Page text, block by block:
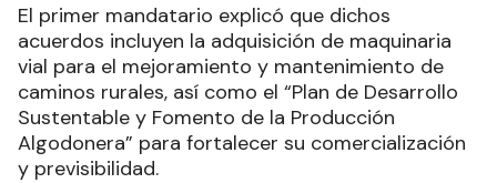
El primer mandatario explicó que dichos
acuerdos incluyen la adquisición de maquinaria
vial para el mejoramiento y mantenimiento de
caminos rurales, así como el “Plan de Desarrollo
Sustentable y Fomento de la Producción
Algodonera” para fortalecer su comercialización
y previsibilidad.